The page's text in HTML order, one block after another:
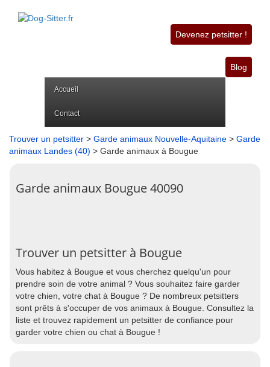
Devenez petsitter !
Blog
Accueil
Contact
Trouver un petsitter > Garde animaux Nouvelle-Aquitaine > Garde
animaux Landes (40) > Garde animaux à Bougue
Garde animaux Bougue 40090
Trouver un petsitter à Bougue
Vous habitez à Bougue et vous cherchez quelqu'un pour
prendre soin de votre animal ? Vous souhaitez faire garder
votre chien, votre chat à Bougue ? De nombreux petsitters
sont prêts à s'occuper de vos animaux à Bougue. Consultez la
liste et trouvez rapidement un petsitter de confiance pour
garder votre chien ou chat à Bougue !